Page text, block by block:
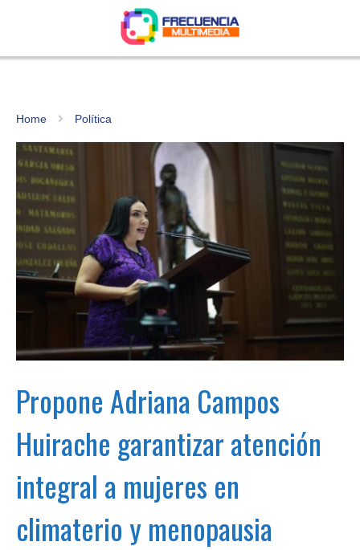
Home Política
Propone Adriana Campos
Huirache garantizar atención
integral a mujeres en
climaterio y menopausia